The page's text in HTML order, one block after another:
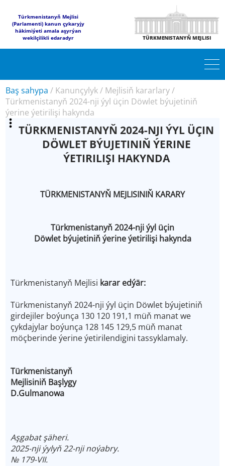
Türkmenistanyň Mejlisi
(Parlamenti) kanun çykaryjy
häkimiýeti amala aşyrýan
wekilçilikli edaradyr
TÜRKMENISTANYŇ MEJLISI
Baş sahypa / Kanunçylyk/ Mejlisiň kararlary/
Türkmenistanyň 2024-nji ýyl üçin Döwlet býujetiniň
ýerine ýetirilişi hakynda
TÜRKMENISTANYŇ 2024-NJI ÝYL ÜÇIN
DÖWLET BÝUJETINIŇ ÝERINE
ÝETIRILIŞI HAKYNDA
TÜRKMENISTANYŇ MEJLISINIŇ KARARY
Türkmenistanyň 2024-nji ýyl üçin
Döwlet býujetiniň ýerine ýetirilişi hakynda
Türkmenistanyň Mejlisi karar edýär:
Türkmenistanyň 2024-nji ýyl üçin Döwlet býujetiniň
girdejiler boýunça 130 120 191,1 müň manat we
çykdajylar boýunça 128 145 129,5 müň manat
möçberinde ýerine ýetirilendigini tassyklamaly.
Türkmenistanyň
Mejlisiniň Başlygy
D.Gulmanowa
Aşgabat şäheri.
2025-nji ýylyň 22-nji noýabry.
№ 179-VII.